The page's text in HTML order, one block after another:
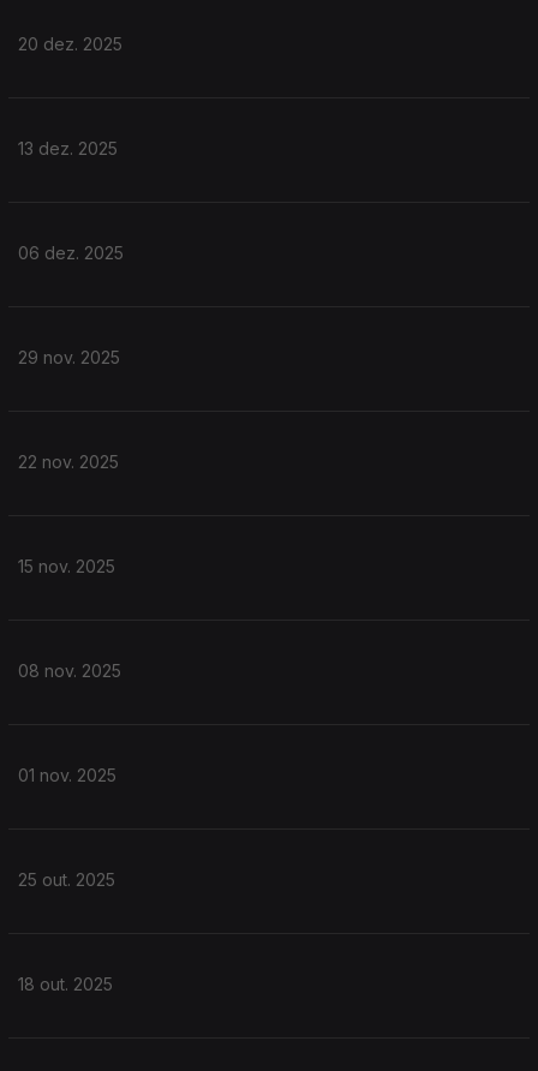
20 dez. 2025
13 dez. 2025
06 dez. 2025
29 nov. 2025
22 nov. 2025
15 nov. 2025
08 nov. 2025
01 nov. 2025
25 out. 2025
18 out. 2025